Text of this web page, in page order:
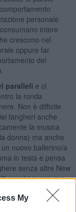
My
personale
intere
crescono nel
oppure far
del
paralleli e ci
la ronda
Non è difficile
tangheri anche
la musica
donna) ma anche
nuovo ballerino/a
in testa e pensa
senza altre New
nuovi per provare
ben si